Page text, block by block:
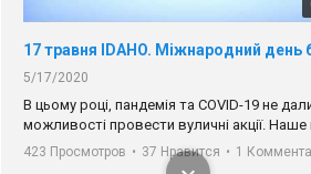
5/17/2020
В цьому році, пандемія та COVІD-19 не
можливості провести вуличні акції. Наше
звернення про те, що навіть коли ми у
містах та не можемо зустрінеться, ми
423 Просмотров • 37 Нравится • 1